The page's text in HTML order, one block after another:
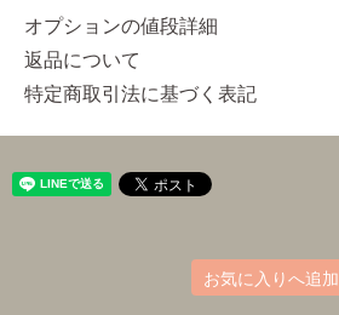
オプションの値段詳細
返品について
特定商取引法に基づく表記
お気に入りへ追加